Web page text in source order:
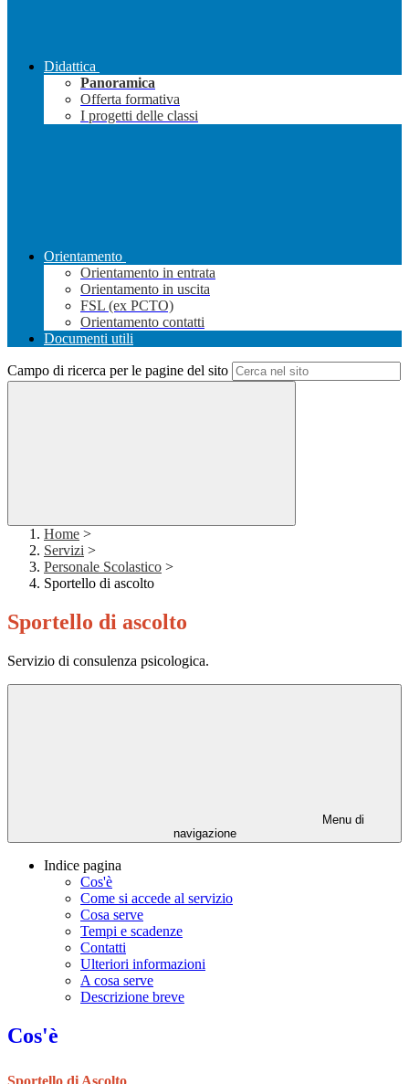
Didattica
Panoramica
Offerta formativa
I progetti delle classi
Orientamento
Orientamento in entrata
Orientamento in uscita
FSL (ex PCTO)
Orientamento contatti
Documenti utili
Campo di ricerca per le pagine del sito
Home >
Servizi >
Personale Scolastico >
Sportello di ascolto
Sportello di ascolto
Servizio di consulenza psicologica.
Menu di
navigazione
Indice pagina
Cos'è
Come si accede al servizio
Cosa serve
Tempi e scadenze
Contatti
Ulteriori informazioni
A cosa serve
Descrizione breve
Cos'è
Sportello di Ascolto